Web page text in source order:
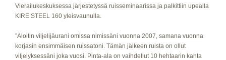
Vierailukeskuksessa järjestetyssä ruisseminaarissa ja palkittiin upealla
KIRE STEEL 160 yleisvaunulla.
”Aloitin viljelijäurani omissa nimissäni vuonna 2007, samana vuonna
korjasin ensimmäisen ruissatoni. Tämän jälkeen ruista on ollut
viljelyksessäni joka vuosi. Pinta-ala on vaihdellut 10 hehtaarin kahta